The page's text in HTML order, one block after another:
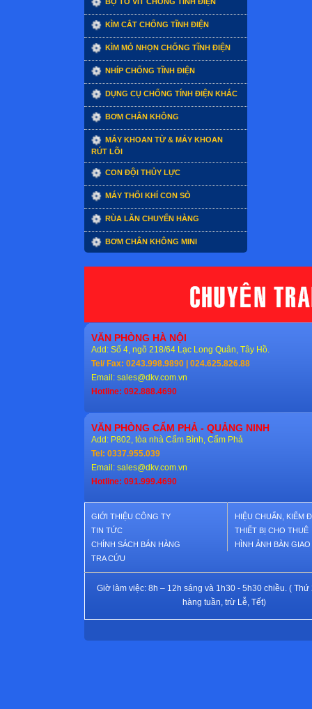
KÌM CẮT CHỐNG TĨNH ĐIỆN
KÌM MỎ NHỌN CHỐNG TĨNH ĐIỆN
NHÍP CHỐNG TĨNH ĐIỆN
DỤNG CỤ CHỐNG TÍNH ĐIỆN KHÁC
BƠM CHÂN KHÔNG
MÁY KHOAN TỪ & MÁY KHOAN
RÚT LÕI
CON ĐỘI THỦY LỰC
MÁY THỔI KHÍ CON SÒ
RÙA LĂN CHUYỂN HÀNG
BƠM CHÂN KHÔNG MINI
VĂN PHÒNG HÀ NỘI
Add: Số 4, ngõ 218/64 Lạc Long Quân, Tây Hồ.
Tel/ Fax: 0243.998.9890 | 024.625.826.88
Email: sales@dkv.com.vn
Hotline: 092.888.4690
VĂN PHÒNG CẨM PHẢ - QUẢNG NINH
Add: P802, tòa nhà Cẩm Bình, Cẩm Phả
Tel: 0337.955.039
Email: sales@dkv.com.vn
Hotline: 091.999.4690
GIỚI THIỆU CÔNG TY
TIN TỨC
CHÍNH SÁCH BÁN HÀNG
TRA CỨU
HIỆU CHUẨN, KIỂM
THIẾT BỊ CHO THUÊ
HÌNH ẢNH BÀN
Giờ làm việc: 8h – 12h sáng và 1h30 - 5h30 chiều. ( Thứ
hàng tuần, trừ Lễ, Tết)